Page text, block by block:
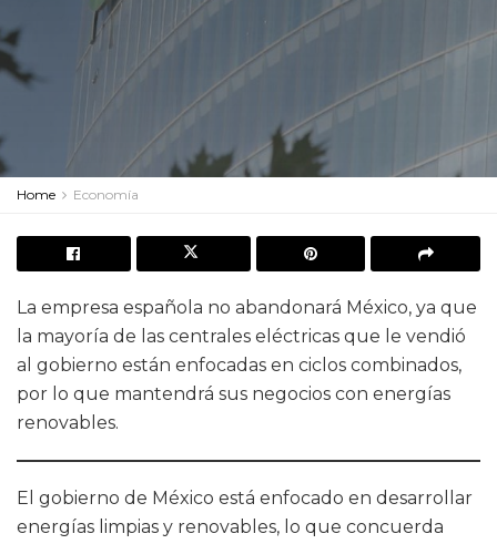
Home Economía
La empresa española no abandonará México, ya que
la mayoría de las centrales eléctricas que le vendió
al gobierno están enfocadas en ciclos combinados,
por lo que mantendrá sus negocios con energías
renovables.
El gobierno de México está enfocado en desarrollar
energías limpias y renovables, lo que concuerda